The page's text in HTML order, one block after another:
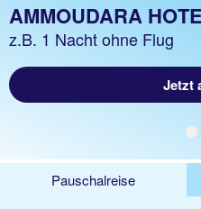
AMMOUDARA
z.B. 1 Woche Hotel inkl.
Jetzt
AMMOUDARA
z.B. 1 Nacht ohne Flug
Jetzt
Pauschalreise